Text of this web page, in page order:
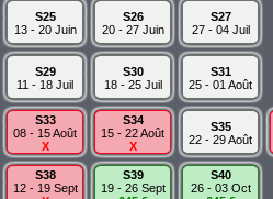
S25
13 - 20 Juin
S26
20 - 27 Juin
S27
27 - 04 Juil
S29
11 - 18 Juil
S30
18 - 25 Juil
S31
25 - 01 Août
S33
08 - 15 Août
X
S34
15 - 22 Août
X
S35
22 - 29 Août
S38
12 - 19 Sept
S39
19 - 26 Sept
S40
26 - 03 Oct